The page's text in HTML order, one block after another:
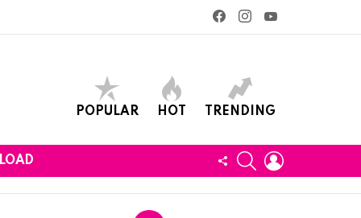
facebookinstagram
POPULAR HOT TRENDING
FOLLOWSEARCH